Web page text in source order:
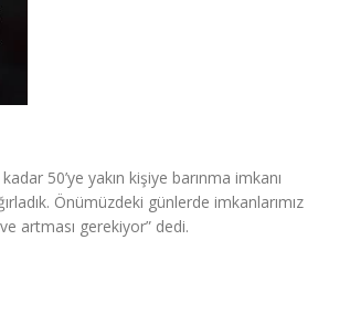
50’ye yakın kişiye barınma imkanı
Önümüzdeki günlerde imkanlarımız
artması gerekiyor” dedi.